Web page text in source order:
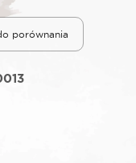
porównania